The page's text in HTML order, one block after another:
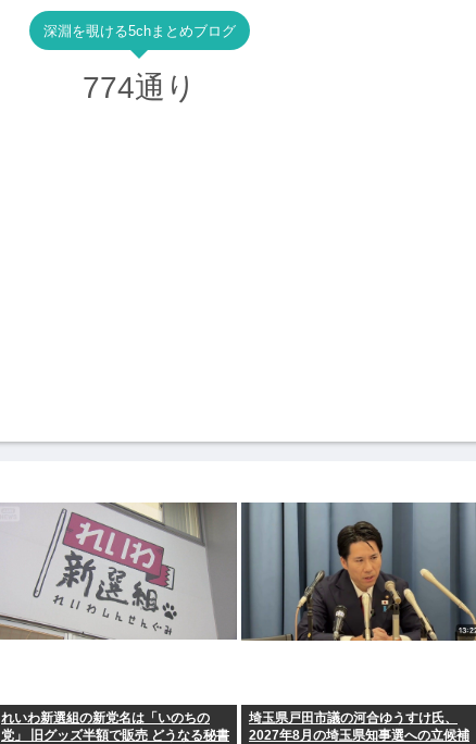
深淵を覗ける5chまとめブログ
774通り
れいわ新選組の新党名は「いのちの
党」 旧グッズ半額で販売 どうなる秘書
埼玉県戸田市議の河合ゆうすけ氏、
2027年8月の埼玉県知事選への立候補